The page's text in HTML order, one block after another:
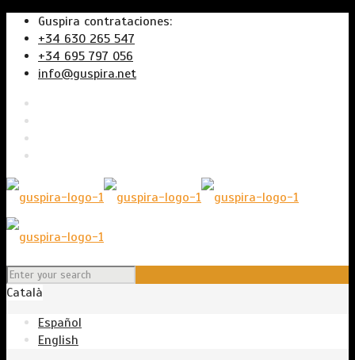
Guspira contrataciones:
+34 630 265 547
+34 695 797 056
info@guspira.net
Català
Español
English